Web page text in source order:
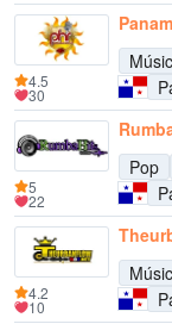
4.5
30
Pop
5
22
4.2
10